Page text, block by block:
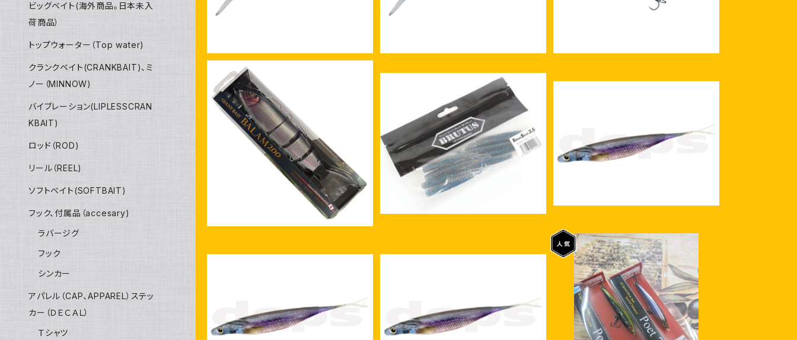
マドネス バラム200 re#04 リア
ル琵琶湖ハス 限定カラー
¥11,500
ブルータス サイレントスティック3.5
¥990
deps サカマタシャッドリアル ノンソ
ルト 8インチ
¥1,850
deps サカマタシャッドリアル ノンソ
ルト 7インチ
¥1,850
deps サカマタシャッドリアル ノンソ
ルト 5インチ
¥1,850
ATTIC アチック ポエット7
¥1,980
SOLD OUT
ビッグベイト(海外商品。日本未入
荷商品）
トップウォーター（Top water)
クランクベイト(CRANKBAIT)、ミ
ノー（MINNOW)
バイブレーション(LIPLESSCRAN
KBAIT)
ロッド（ROD)
リール（REEL)
ソフトベイト(SOFTBAIT)
フック、付属品（accesary)
ラバージグ
フック
シンカー
アパレル（CAP、APPAREL）ステッ
カー（ＤＥＣＡＬ）
Ｔシャツ